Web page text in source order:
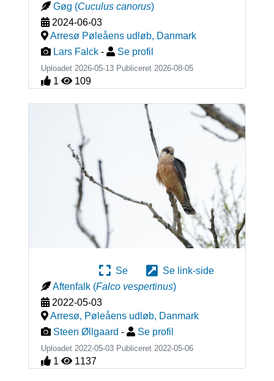
Gøg (Cuculus canorus)
2024-06-03
Arresø Pøleåens udløb, Danmark
Lars Falck - Se profil
Uploadet 2026-05-13 Publiceret 2026-08-05
1 109
Se
Se link-side
Aftenfalk (Falco vespertinus)
2022-05-03
Arresø, Pøleåens udløb, Danmark
Steen Øllgaard - Se profil
Uploadet 2022-05-03 Publiceret 2022-05-06
1 1137